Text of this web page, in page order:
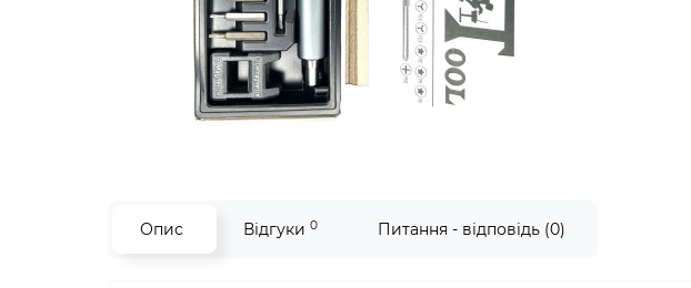
Опис Відгуки 0 Питання - відповідь (0)